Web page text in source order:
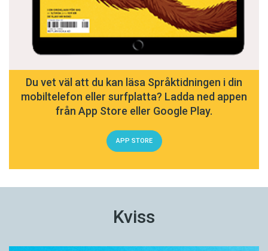
Du vet väl att du kan läsa Språktidningen i din
mobiltelefon eller surfplatta? Ladda ned appen
från App Store eller Google Play.
APP STORE
Kviss